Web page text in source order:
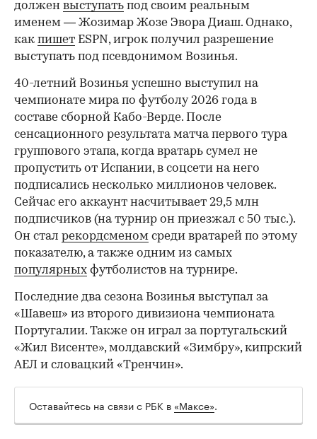
должен выступать под своим реальным
именем — Жозимар Жозе Эвора Диаш. Однако,
как пишет ESPN, игрок получил разрешение
выступать под псевдонимом Возинья.
40-летний Возинья успешно выступил на
чемпионате мира по футболу 2026 года в
составе сборной Кабо-Верде. После
сенсационного результата матча первого тура
группового этапа, когда вратарь сумел не
пропустить от Испании, в соцсети на него
подписались несколько миллионов человек.
Сейчас его аккаунт насчитывает 29,5 млн
подписчиков (на турнир он приезжал с 50 тыс.).
Он стал рекордсменом среди вратарей по этому
показателю, а также одним из самых
популярных футболистов на турнире.
Последние два сезона Возинья выступал за
«Шавеш» из второго дивизиона чемпионата
Португалии. Также он играл за португальский
«Жил Висенте», молдавский «Зимбру», кипрский
АЕЛ и словацкий «Тренчин».
Оставайтесь на связи с РБК в «Максе».